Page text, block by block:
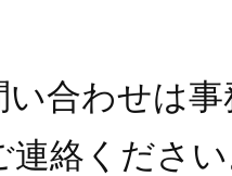
合わせは
連絡くださ